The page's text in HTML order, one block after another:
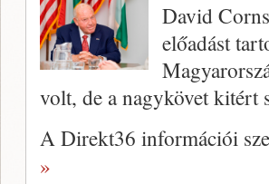
David
előadást
volt, de a nagykövet kitért
A Direkt36 információi
»